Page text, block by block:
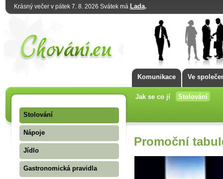
Krásný večer v pátek 7. 8. 2026 Svátek má Lada.
Komunikace Ve
Jak se co jí Stolování
Stolování
Nápoje
Jídlo
Gastronomická pravidla
Promoční